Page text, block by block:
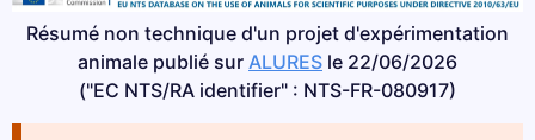
Résumé non technique d'un projet d'expérimentation
animale publié sur ALURES le 22/06/2026
("EC NTS/RA identifier" : NTS-FR-080917)